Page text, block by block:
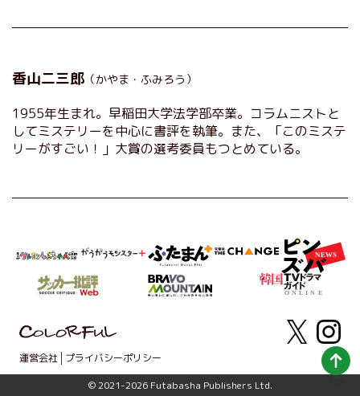
香山二三郎 （かやま・ふみろう）
1955年生まれ。早稲田大学法学部卒業。コラムニストと
してミステリーを中心に書評を執筆。また、「このミステ
リーがすごい！」大賞の選考委員もつとめている。
運営会社 プライバシーポリシー
© 2021-2026 Futabasha Publishers Ltd.